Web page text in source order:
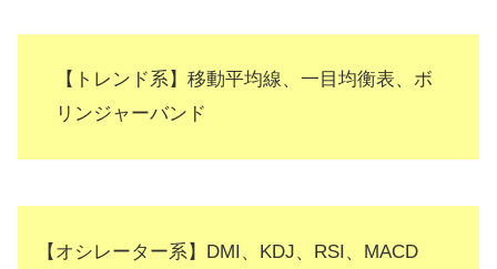
【トレンド系】移動平均線、一目均衡表、ボ
リンジャーバンド
【オシレーター系】DMI、KDJ、RSI、MACD